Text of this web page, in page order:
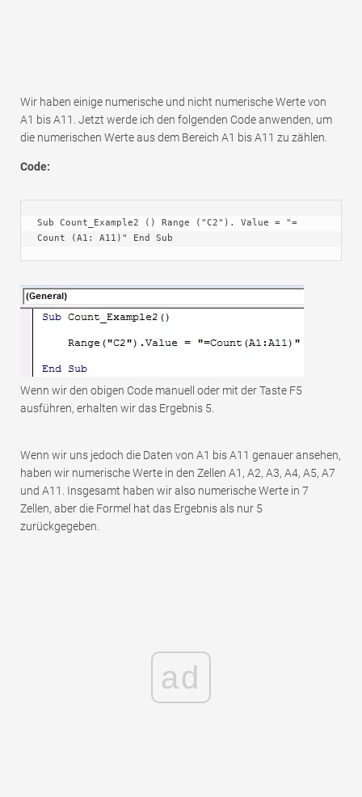
Wir haben einige numerische und nicht numerische Werte von
A1 bis A11. Jetzt werde ich den folgenden Code anwenden, um
die numerischen Werte aus dem Bereich A1 bis A11 zu zählen.
Code:
Sub Count_Example2 () Range ("C2"). Value = "=
Count (A1: A11)" End Sub
Wenn wir den obigen Code manuell oder mit der Taste F5
ausführen, erhalten wir das Ergebnis 5.
Wenn wir uns jedoch die Daten von A1 bis A11 genauer ansehen,
haben wir numerische Werte in den Zellen A1, A2, A3, A4, A5, A7
und A11. Insgesamt haben wir also numerische Werte in 7
Zellen, aber die Formel hat das Ergebnis als nur 5
zurückgegeben.
ad